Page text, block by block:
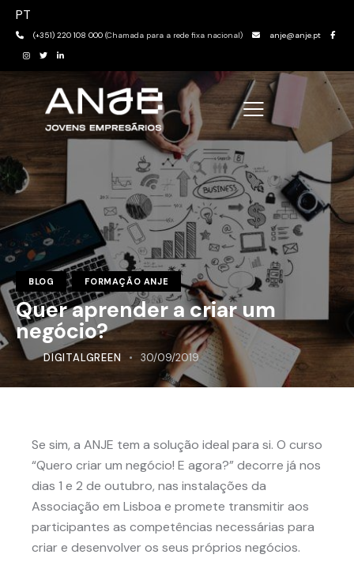
PT
(+351) 220 108 000 (Chamada para a rede fixa nacional) anje@anje.pt
BLOG FORMAÇÃO ANJE
Quer aprender a criar um
negócio?
DIGITALGREEN 30/09/2019
Se sim, a ANJE tem a solução ideal para si. O curso
“Quero criar um negócio! E agora?” decorre já nos
dias 1 e 2 de outubro, nas instalações da
Associação em Lisboa e promete transmitir aos
participantes as competências necessárias para
criar e desenvolver os seus próprios negócios.